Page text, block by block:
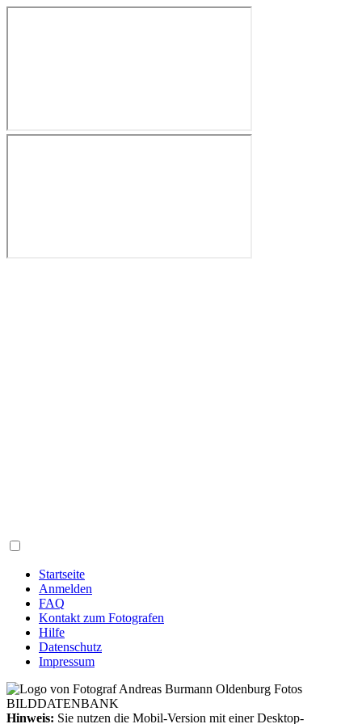
Startseite
Anmelden
FAQ
Kontakt zum Fotografen
Hilfe
Datenschutz
Impressum
Hinweis: Sie nutzen die Mobil-Version mit einer Desktop-